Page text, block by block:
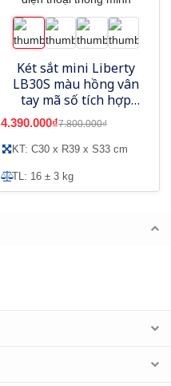
Két sắt mini Liberty
LB30S màu hồng vân
tay mã số tích hợp
App điện thoại thông
minh
4.390.000₫7.800.000₫
KT: C30 x R39 x S33 cm
TL: 16 ± 3 kg